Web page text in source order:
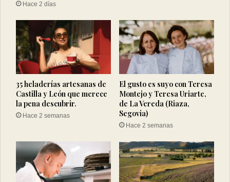
Hace 2 días
35 heladerías artesanas de
Castilla y León que merece
la pena descubrir.
Hace 2 semanas
El gusto es suyo con Teresa
Montejo y Teresa Uriarte,
de La Vereda (Riaza,
Segovia)
Hace 2 semanas